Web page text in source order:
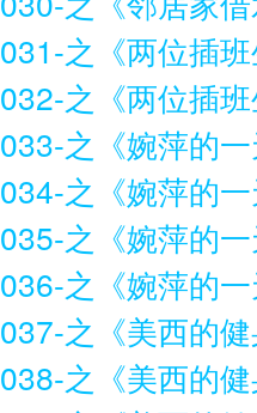
031-之《两位插
032-之《两位插
033-之《婉萍的
034-之《婉萍的
035-之《婉萍的
036-之《婉萍的
037-之《美西的
038-之《美西的